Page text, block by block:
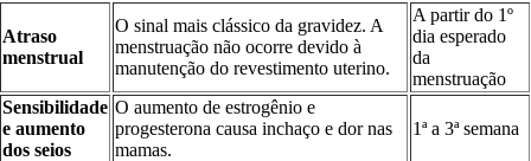
Atraso
menstrual
O sinal mais clássico da gravidez. A
menstruação não ocorre devido à
manutenção do revestimento uterino.
A partir do 1º
dia esperado
da
menstruação
Sensibilidade
e aumento
dos seios
O aumento de estrogênio e
progesterona causa inchaço e dor nas
mamas.
1ª a 3ª semana